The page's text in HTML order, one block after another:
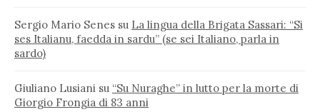
Sergio Mario Senes su La lingua della Brigata Sassari: “Si
ses Italianu, faedda in sardu” (se sei Italiano, parla in
sardo)
Giuliano Lusiani su “Su Nuraghe” in lutto per la morte di
Giorgio Frongia di 83 anni